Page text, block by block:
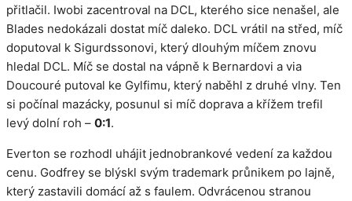
přitlačil. Iwobi zacentroval na DCL, kterého sice nenašel, ale
Blades nedokázali dostat míč daleko. DCL vrátil na střed, míč
doputoval k Sigurdssonovi, který dlouhým míčem znovu
hledal DCL. Míč se dostal na vápně k Bernardovi a via
Doucouré putoval ke Gylfimu, který naběhl z druhé vlny. Ten
si počínal mazácky, posunul si míč doprava a křížem trefil
levý dolní roh – 0:1.
Everton se rozhodl uhájit jednobrankové vedení za každou
cenu. Godfrey se blýskl svým trademark průnikem po lajně,
který zastavili domácí až s faulem. Odvrácenou stranou